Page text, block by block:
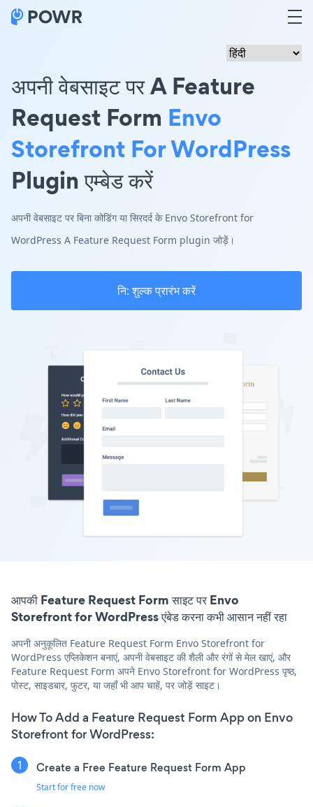
अपनी वेबसाइट पर A Feature
Request Form Envo
Storefront For WordPress
Plugin एम्बेड करें
अपनी वेबसाइट पर बिना कोडिंग या सिरदर्द के Envo Storefront for
WordPress A Feature Request Form plugin जोड़ें।
नि: शुल्क प्रारंभ करें
आपकी Feature Request Form साइट पर Envo
Storefront for WordPress एंबेड करना कभी आसान नहीं रहा
अपनी अनुकूलित Feature Request Form Envo Storefront for
WordPress एप्लिकेशन बनाएं, अपनी वेबसाइट की शैली और रंगों से मेल खाएं, और
Feature Request Form अपने Envo Storefront for WordPress पृष्ठ,
पोस्ट, साइडबार, फुटर, या जहाँ भी आप चाहें, पर जोड़ें साइट।
How To Add a Feature Request Form App on Envo
Storefront for WordPress:
Create a Free Feature Request Form App
Start for free now